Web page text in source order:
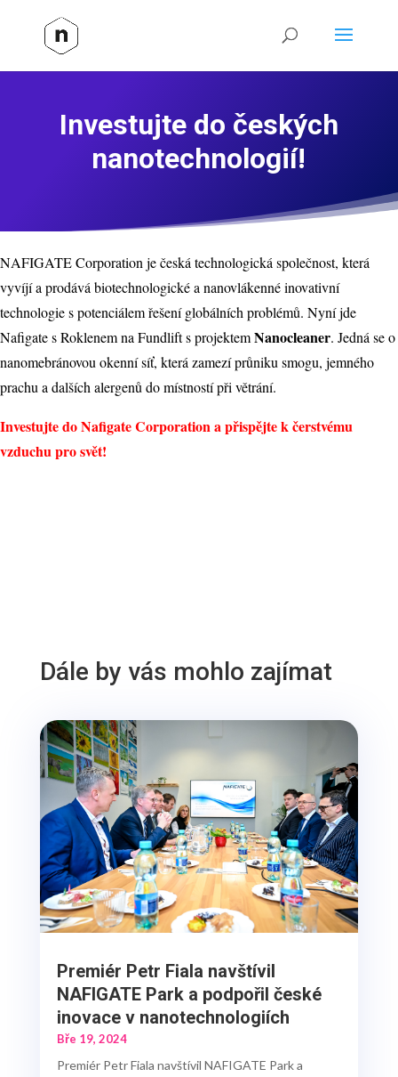
Investujte do českých
nanotechnologií!
NAFIGATE Corporation je česká technologická společnost, která
vyvíjí a prodává biotechnologické a nanovlákenné inovativní
technologie s potenciálem řešení globálních problémů. Nyní jde
Nafigate s Roklenem na Fundlift s projektemNanocleaner. Jedná se o
nanomebránovou okenní síť, která zamezí průniku smogu, jemného
prachu a dalších alergenů do místností při větrání.
Investujte do Nafigate Corporation a přispějte k čerstvému
vzduchu pro svět!
Dále by vás mohlo zajímat
Premiér Petr Fiala navštívil
NAFIGATE Park a podpořil české
inovace v nanotechnologiích
Bře 19, 2024
Premiér Petr Fiala navštívil NAFIGATE Park a